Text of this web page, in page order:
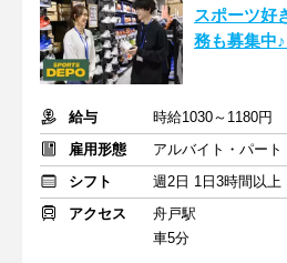
スポーツ好
務も募集中
給与
時給1030～1180円
雇用形態
アルバイト・パート
シフト
週2日 1日3時間以上
アクセス
舟戸駅
車5分